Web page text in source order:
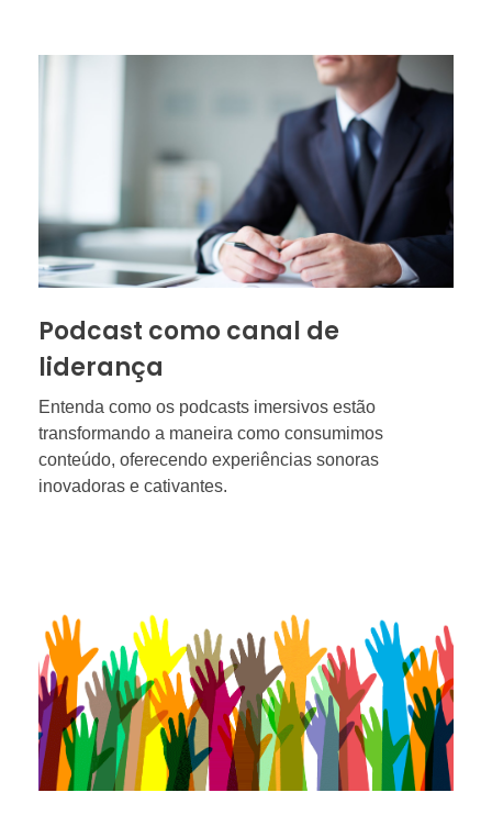
Podcast como canal de
liderança
Entenda como os podcasts imersivos estão
transformando a maneira como consumimos
conteúdo, oferecendo experiências sonoras
inovadoras e cativantes.